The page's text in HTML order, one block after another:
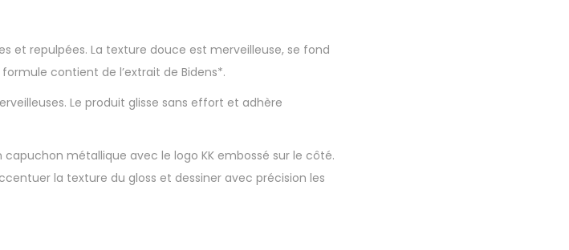
et repulpées. La texture douce est merveilleuse, se fond
contient de l’extrait de Bidens*.
Le produit glisse sans effort et adhère
métallique avec le logo KK embossé sur le côté.
la texture du gloss et dessiner avec précision les